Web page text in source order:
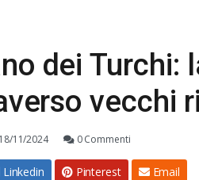
dei Turchi:
vecchi
18/11/2024 0 Commenti
Linkedin Pinterest Email